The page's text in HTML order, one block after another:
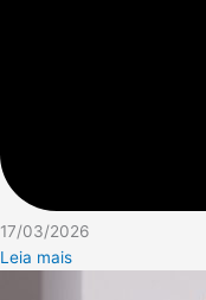
17/03/2026
Leia mais